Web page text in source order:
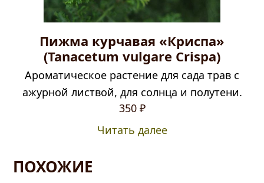
Пижма курчавая «Криспа»
(Tanacetum vulgare Crispa)
Ароматическое растение для сада трав с
ажурной листвой, для солнца и полутени.
350 ₽
Читать далее
ПОХОЖИЕ